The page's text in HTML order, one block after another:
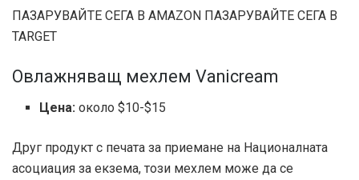
ПАЗАРУВАЙТЕ СЕГА В AMAZON ПАЗАРУВАЙТЕ СЕГА В
TARGET
Овлажняващ мехлем Vanicream
Цена: около $10-$15
Друг продукт с печата за приемане на Националната
асоциация за екзема, този мехлем може да се